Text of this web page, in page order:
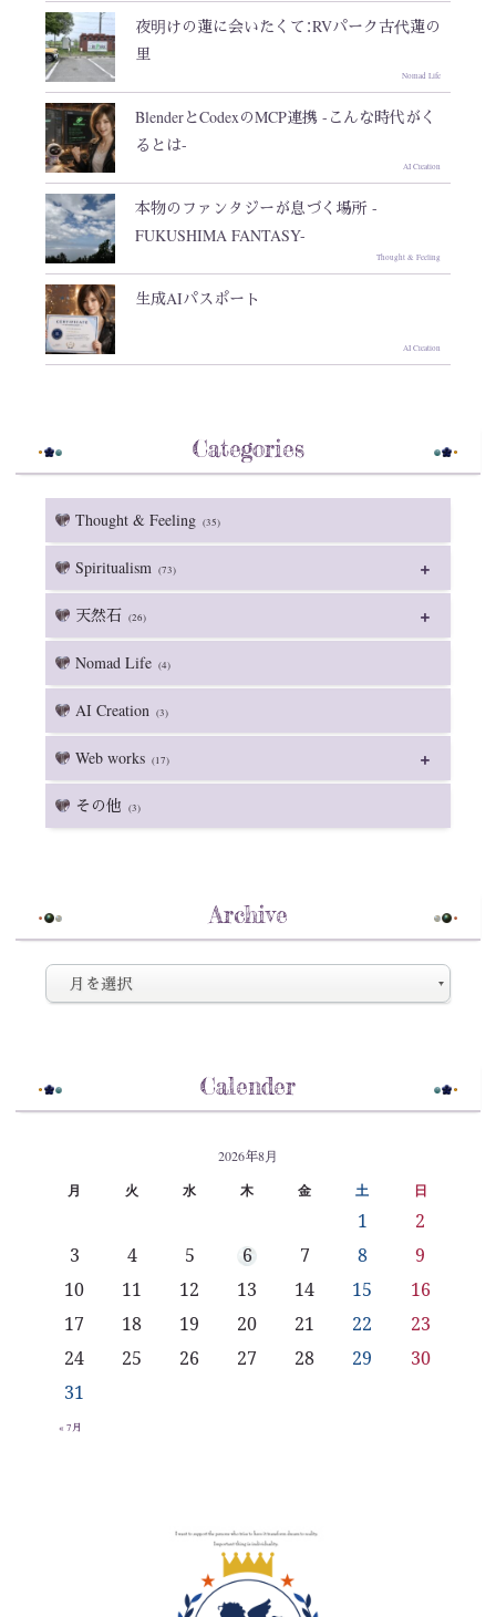
夜明けの蓮に会いたくて：RVパーク古代蓮の
里
Nomad Life
BlenderとCodexのMCP連携 -こんな時代がく
るとは-
AI Creation
本物のファンタジーが息づく場所 -
FUKUSHIMA FANTASY-
Thought & Feeling
生成AIパスポート
AI Creation
Categories
Thought & Feeling (35)
Spiritualism (73)
天然石 (26)
Nomad Life (4)
AI Creation (3)
Web works (17)
その他 (3)
Archive
Calender
2026年8月
月 火 水 木 金 土 日
1
2
3
4 5 6 7 8
9
10
11 12 13 14 15
16
17
18 19 20 21 22
23
24
25 26 27 28 29
30
31
« 7月